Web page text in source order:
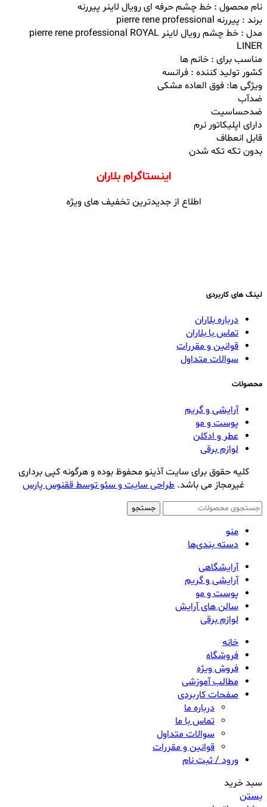
نام محصول : خط چشم حرفه ای رویال لاینر پیررنه
برند : پیررنه pierre rene professional
مدل : خط چشم رویال لاینر pierre rene professional ROYAL
LINER
مناسب برای : خانم ها
کشور تولید کننده : فرانسه
ویژگی ها: فوق العاده مشکی
ضدآب
ضدحساسیت
دارای اپلیکاتور نرم
قابل انعطاف
بدون تکه تکه شدن
اینستاگرام بلاران
اطلاع از جدیدترین تخفیف های ویژه
لینک های کاربردی
درباره بلاران
تماس با بلاران
قوانین و مقررات
سوالات متداول
محصولات
آرایشی و گریم
پوست و مو
عطر و ادکلن
لوازم برقی
کلیه حقوق برای سایت آذینو محفوظ بوده و هرگونه کپی برداری
غیرمجاز می باشد. طراحی سایت و سئو توسط ققنوس پارس
جستجو
منو
دسته بندی‌ها
آرایشگاهی
آرایشی و گریم
پوست و مو
سالن های آرایش
لوازم برقی
خانه
فروشگاه
فروش ویژه
مطالب آموزشی
صفحات کاربردی
درباره ما
تماس با ما
سوالات متداول
قوانین و مقررات
ورود / ثبت نام
سبد خرید
بستن